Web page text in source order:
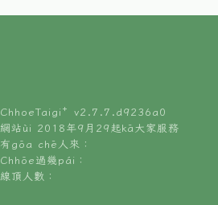
ChhoeTaigi⁺ v2.7.7.d9236a0
網站ùi 2018年9月29起kā大家服務
有gōa chē人來：
Chhōe過幾pái：
線頂人數：